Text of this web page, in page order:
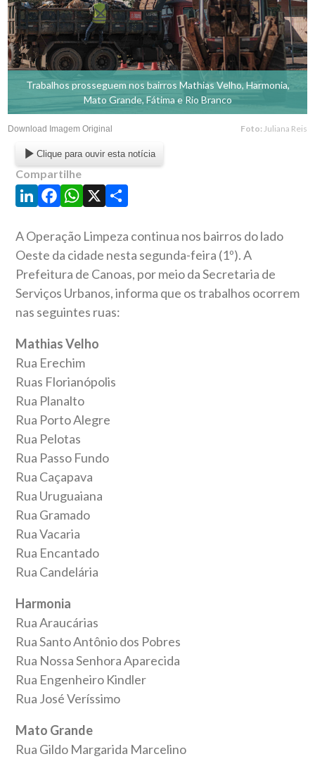
Trabalhos prosseguem nos bairros Mathias Velho, Harmonia,
Mato Grande, Fátima e Rio Branco
Download Imagem Original Foto: Juliana Reis
Clique para ouvir esta notícia
Compartilhe
LinkedIn
Facebook
WhatsApp
X Share
A Operação Limpeza continua nos bairros do lado
Oeste da cidade nesta segunda-feira (1º). A
Prefeitura de Canoas, por meio da Secretaria de
Serviços Urbanos, informa que os trabalhos ocorrem
nas seguintes ruas:
Mathias Velho
Rua Erechim
Ruas Florianópolis
Rua Planalto
Rua Porto Alegre
Rua Pelotas
Rua Passo Fundo
Rua Caçapava
Rua Uruguaiana
Rua Gramado
Rua Vacaria
Rua Encantado
Rua Candelária
Harmonia
Rua Araucárias
Rua Santo Antônio dos Pobres
Rua Nossa Senhora Aparecida
Rua Engenheiro Kindler
Rua José Veríssimo
Mato Grande
Rua Gildo Margarida Marcelino